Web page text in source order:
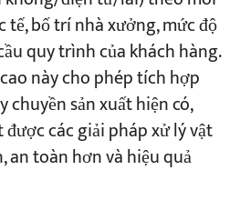
bố trí nhà xưởng, mức độ
quy trình của khách hàng.
này cho phép tích hợp
chuyền sản xuất hiện có,
các giải pháp xử lý vật
toàn hơn và hiệu quả